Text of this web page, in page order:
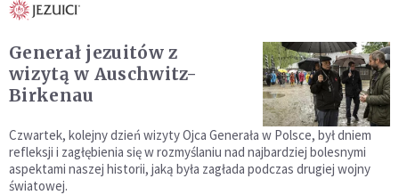
Generał jezuitów z
wizytą w Auschwitz-
Birkenau
Czwartek, kolejny dzień wizyty Ojca Generała w Polsce, był dniem
refleksji i zagłębienia się w rozmyślaniu nad najbardziej bolesnymi
aspektami naszej historii, jaką była zagłada podczas drugiej wojny
światowej.